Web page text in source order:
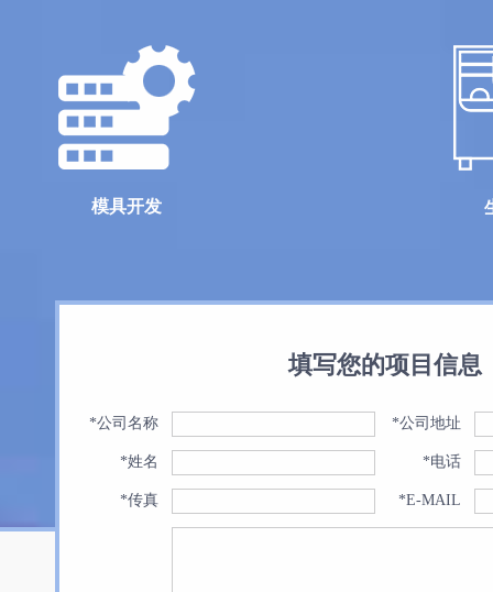
模具开发
填写您的项目信息
*公司名称 *公司地址
*姓名 *电话
*传真 *E-MAIL